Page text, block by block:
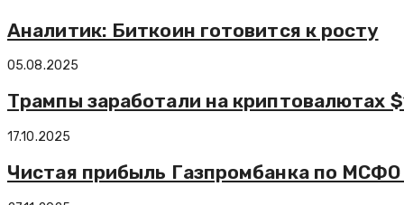
Аналитик: Биткоин готовится к росту
05.08.2025
Трампы заработали на криптовалютах
17.10.2025
Чистая прибыль Газпромбанка по МСФО